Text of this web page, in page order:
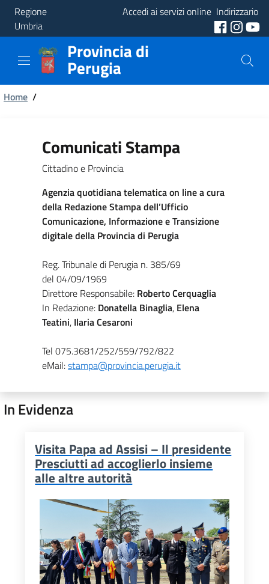
Regione
Umbria
Accedi ai servizi online Indirizzario
Provincia
Aree
Tematiche
Provincia di
Perugia
Briciole
pane
Home /
Comunicati Stampa
Cittadino e Provincia
Agenzia quotidiana telematica on line a cura
della Redazione Stampa dell’Ufficio
Comunicazione, Informazione e Transizione
digitale della Provincia di Perugia
Reg. Tribunale di Perugia n. 385/69
del 04/09/1969
Direttore Responsabile: Roberto Cerquaglia
In Redazione: Donatella Binaglia, Elena
Teatini, Ilaria Cesaroni
Tel 075.3681/252/559/792/822
eMail:stampa@provincia.perugia.it
In Evidenza
Visita Papa ad Assisi – Il presidente
Presciutti ad accoglierlo insieme
alle altre autorità